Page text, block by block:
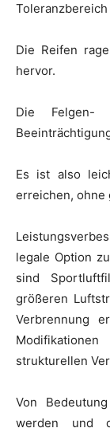
Die Reifen
hervor.
Die Felgen-
Es ist also
erreichen, ohne
legale Option
sind
größeren
Verbrennung
strukturellen
Von
werden und